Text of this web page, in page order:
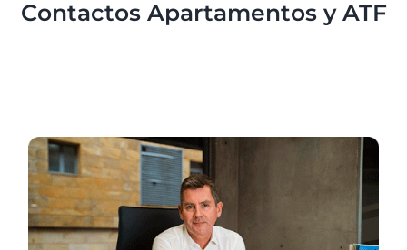
Contactos Apartamentos y ATF